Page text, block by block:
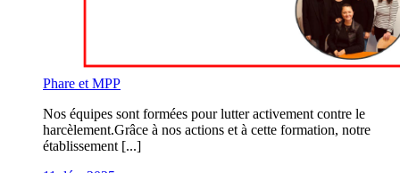
Phare et MPP
Nos équipes sont formées pour lutter activement contre le
harcèlement.Grâce à nos actions et à cette formation, notre
établissement [...]